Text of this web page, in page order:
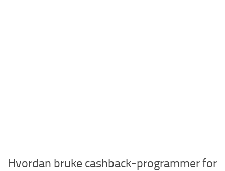
Hvordan bruke cashback-programmer for